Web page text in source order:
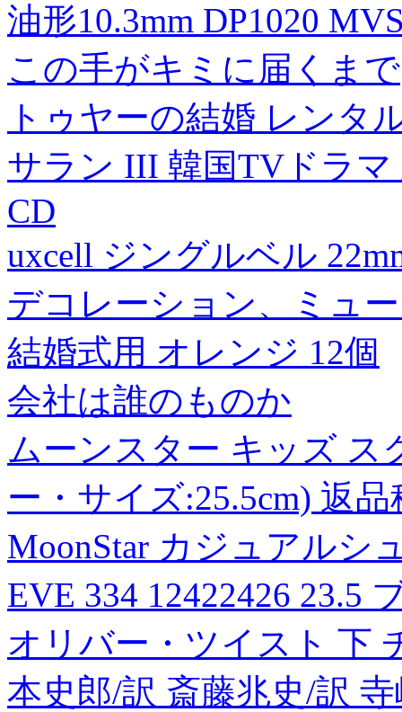
油形10.3mm DP1020
この手がキミに届くまで
トゥヤーの結婚 レンタ
サラン III 韓国TVドラ
CD
uxcell ジングルベル
デコレーション、ミュ
結婚式用 オレンジ 12個
会社は誰のものか
ムーンスター キッズ ス
ー・サイズ:25.5cm) 返
MoonStar カジュアルシ
EVE 334 12422426 23.5
オリバー・ツイスト 下
本史郎/訳 斎藤兆史/訳